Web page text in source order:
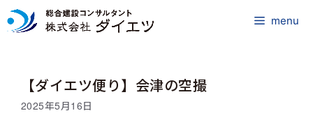
コ
ン
menu
【ダイエツ便り】会津の空撮
2025年5月16日